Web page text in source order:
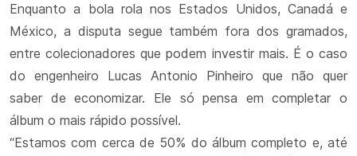
Enquanto a bola rola nos Estados Unidos, Canadá e
México, a disputa segue também fora dos gramados,
entre colecionadores que podem investir mais. É o caso
do engenheiro Lucas Antonio Pinheiro que não quer
saber de economizar. Ele só pensa em completar o
álbum o mais rápido possível.
“Estamos com cerca de 50% do álbum completo e, até